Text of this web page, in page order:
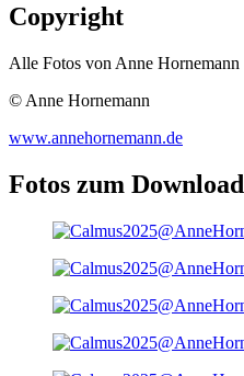
Copyright
Alle Fotos von Anne Hornemann
© Anne Hornemann
www.annehornemann.de
Fotos zum Download